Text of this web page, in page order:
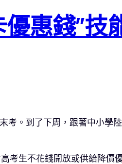
惠錢”技
考。到了下周，跟著中小學
考生不花錢開放或供給降價